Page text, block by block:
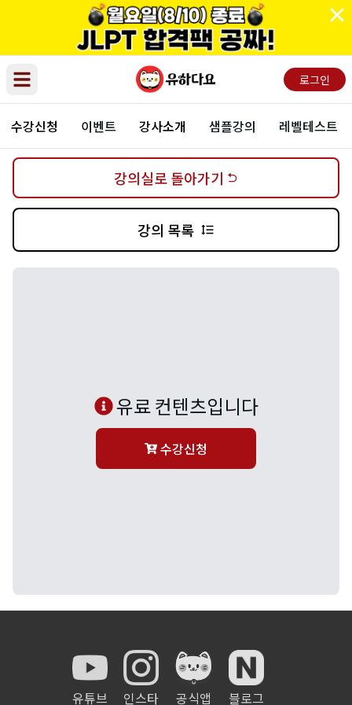
Open main menu 로그인
수강신청 이벤트 강사소개 샘플강의 레벨테스트
강의실로 돌아가기
강의 목록
유료 컨텐츠입니다
수강신청
유튜브 인스타 공식앱 블로그